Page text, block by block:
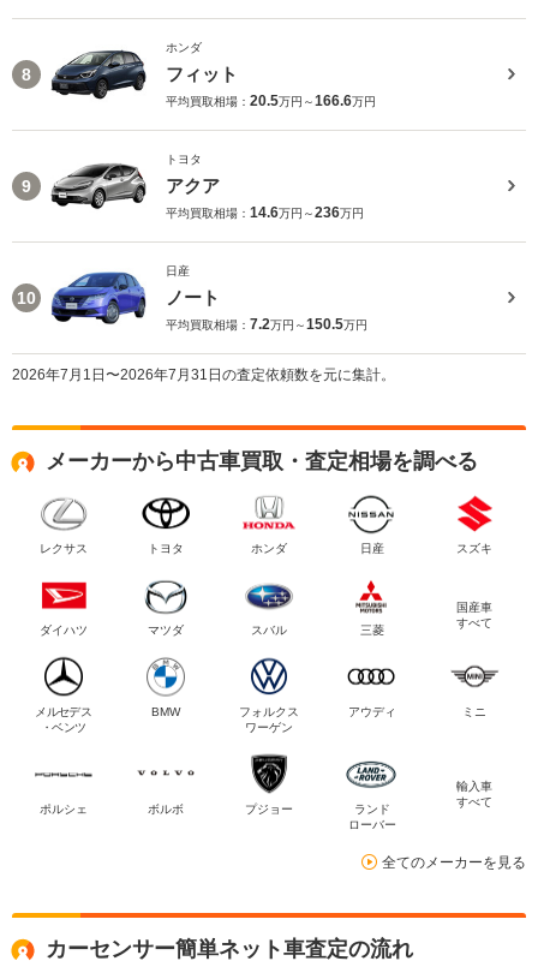
8
ホンダ
フィット
平均買取相場： 20.5万円～166.6万円
9
トヨタ
アクア
平均買取相場： 14.6万円～236万円
10
日産
ノート
平均買取相場： 7.2万円～150.5万円
2026年7月1日〜2026年7月31日の査定依頼数を元に集計。
メーカーから中古車買取・査定相場を調べる
レクサス トヨタ ホンダ 日産 スズキ
ダイハツ マツダ スバル 三菱
国産車
すべて
メルセデス
・ベンツ
BMW
フォルクス
ワーゲン
アウディ ミニ
ポルシェ ボルボ プジョー
ランド
ローバー
輸入車
すべて
全てのメーカーを見る
カーセンサー簡単ネット車査定の流れ